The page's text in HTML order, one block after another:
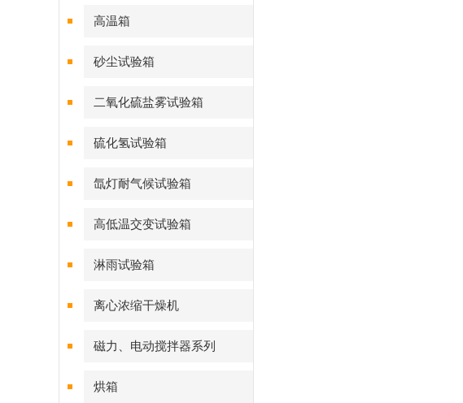
高温箱
砂尘试验箱
二氧化硫盐雾试验箱
硫化氢试验箱
氙灯耐气候试验箱
高低温交变试验箱
淋雨试验箱
离心浓缩干燥机
磁力、电动搅拌器系列
烘箱